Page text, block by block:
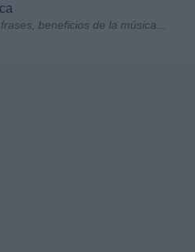
beneficios de la música...